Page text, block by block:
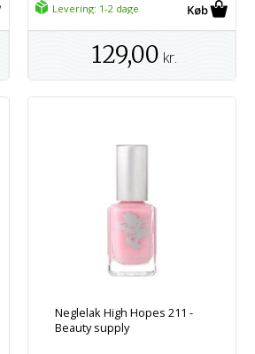
Levering: 1-2 dage
129,00 kr.
Neglelak High Hopes 211 -
Beauty supply